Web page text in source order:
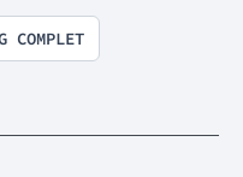
COMPLET